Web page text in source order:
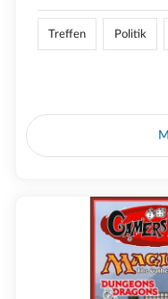
Treffen Politik